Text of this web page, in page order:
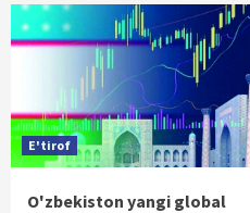
E'tirof
O'zbekiston yangi global